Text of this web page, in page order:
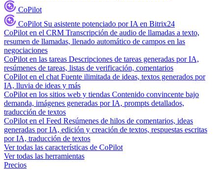
CoPilot
CoPilot Su asistente potenciado por IA en Bitrix24
CoPilot en el CRM Transcripción de audio de llamadas a texto,
resumen de llamadas, llenado automático de campos en las
negociaciones
CoPilot en las tareas Descripciones de tareas generadas por IA,
resúmenes de tareas, listas de verificación, comentarios
CoPilot en el chat Fuente ilimitada de ideas, textos generados por
IA, lluvia de ideas y más
CoPilot en los sitios web y tiendas Contenido convincente bajo
demanda, imágenes generadas por IA, prompts detallados,
traducción de textos
CoPilot en el Feed Resúmenes de hilos de comentarios, ideas
generadas por IA, edición y creación de textos, respuestas escritas
por IA, traducción de textos
Ver todas las características de CoPilot
Ver todas las herramientas
Precios